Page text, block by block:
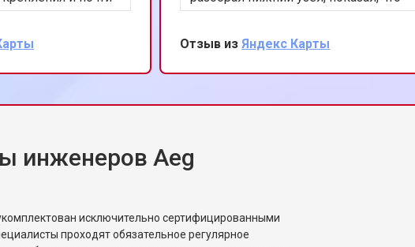
(восстановление)
(замена резинок, креплений, кнопок) от 70 мин
в
оба,
оборотах —
Дал
машинка будто
помпа заклинила из-за мусора.
Почистил, проверил датчик уровня,
запустил полоскание — всё работает.
Понравилось, что спокойно объяснял
Отзыв изЯндекс Карты
инженеров Aeg
исключительно сертифицированными
проходят обязательное регулярное